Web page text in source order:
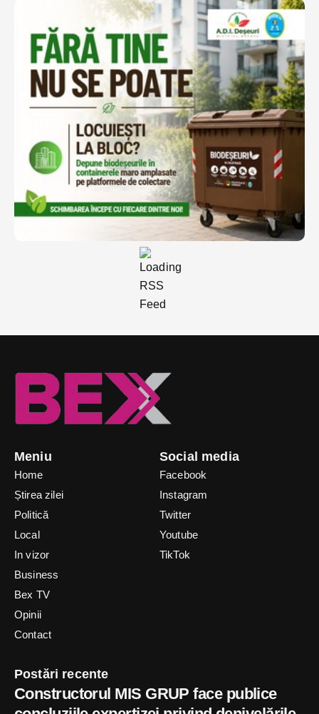
Meniu
Home
Știrea zilei
Politică
Local
In vizor
Business
Bex TV
Opinii
Contact
Social media
Facebook
Instagram
Twitter
Youtube
TikTok
Postări recente
Constructorul MIS GRUP face publice